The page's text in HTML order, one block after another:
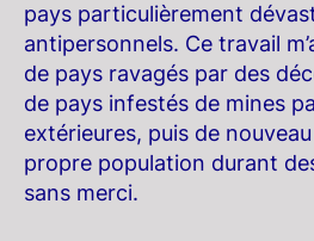
pays particulièrement
antipersonnels. Ce travail
de pays ravagés par des
de pays infestés de mines
extérieures, puis de
propre population durant
sans merci.